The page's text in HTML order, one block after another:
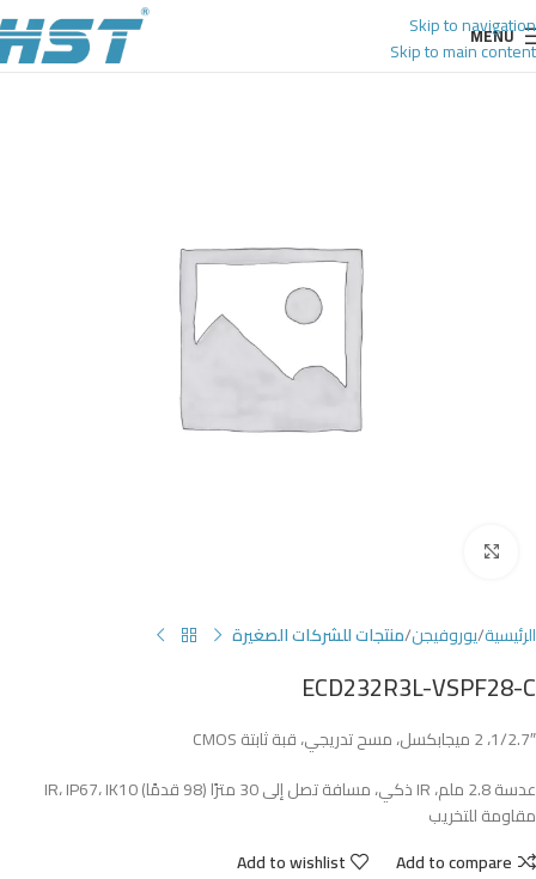
Skip to navigation
Skip to main content
MENU
الرئيسية يوروفيجن منتجات للشركات الصغيرة
ECD232R3L-VSPF28-C
1/2.7″، 2 ميجابكسل، مسح تدريجي، قبة ثابتة CMOS
عدسة 2.8 ملم، IR ذكي، مسافة تصل إلى 30 مترًا (98 قدمًا) IR، IP67، IK10
مقاومة للتخريب
Add to compare
Add to wishlist